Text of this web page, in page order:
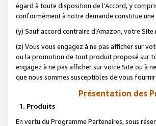
égard à toute disposition de l'Accord, y
conformément à notre demande constitue
(y) Sauf accord contraire d'Amazon, votre
(z) Vous vous engagez à ne pas afficher sur
ou la promotion de tout produit proposé sur
engagez à ne pas afficher sur votre Site ou à
que nous sommes susceptibles de vous
Présentation des
1. Produits
En vertu du Programme Partenaires, sous